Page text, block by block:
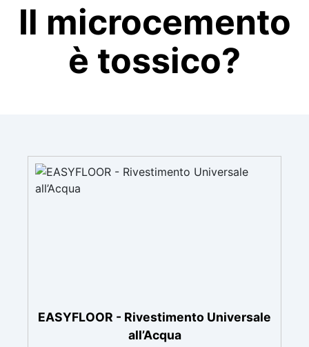
Il microcemento
è tossico?
EASYFLOOR - Rivestimento Universale
all’Acqua